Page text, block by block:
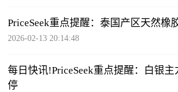
PriceSeek重点提醒：泰国产区天然橡
2026-02-13 20:14:48
每日快讯!PriceSeek重点提醒：白银
停